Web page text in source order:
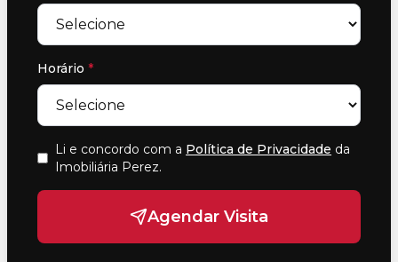
Horário *
Li e concordo com a Política de Privacidade da
Imobiliária Perez.
Agendar Visita